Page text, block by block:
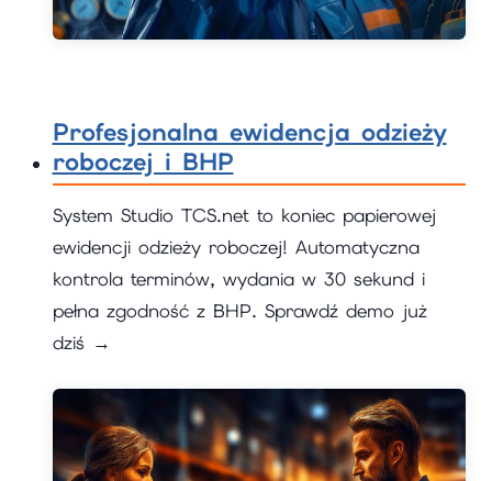
Profesjonalna ewidencja odzieży
roboczej i BHP
System Studio TCS.net to koniec papierowej
ewidencji odzieży roboczej! Automatyczna
kontrola terminów, wydania w 30 sekund i
pełna zgodność z BHP. Sprawdź demo już
dziś →